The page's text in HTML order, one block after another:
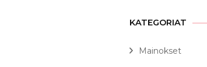
KATEGORIAT
Mainokset